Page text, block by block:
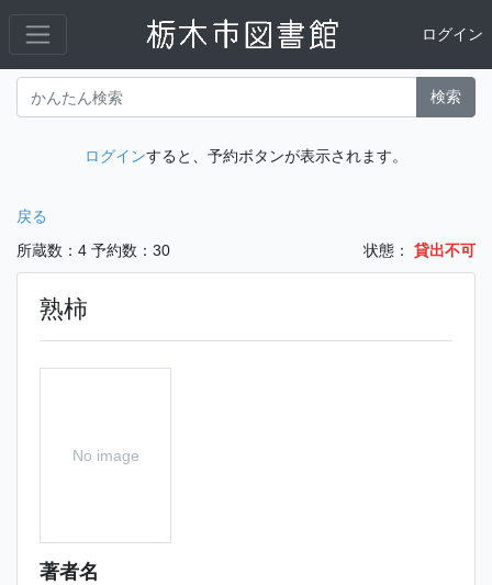
ログイン
検索
ログインすると、予約ボタンが表示されます。
戻る
所蔵数：4 予約数：30 状態： 貸出不可
熟柿
No image
著者名